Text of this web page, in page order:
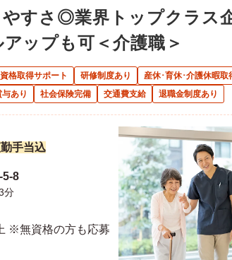
やすさ◎業界トップクラス
ップも可＜介護職＞
資格取得サポート 研修制度あり
産休･育休･介護休暇取
あり 社会保険完備 交通費支給 退職金制度あり
手当込
5-8
分
※無資格の方も応募